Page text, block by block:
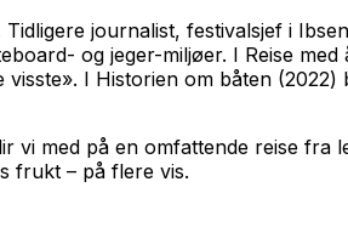
journalist, festivalsjef i
og jeger-miljøer. I Reise
I Historien om båten
vi med på en omfattende reise
frukt – på flere vis.